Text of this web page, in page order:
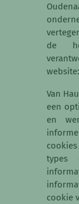
de
website:
Van
een
en
types
cookie